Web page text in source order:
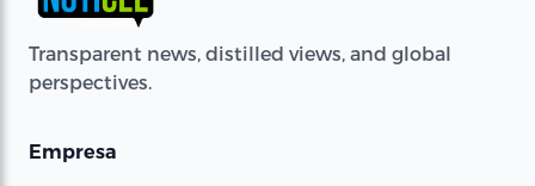
Transparent news, distilled views, and global
perspectives.
Empresa